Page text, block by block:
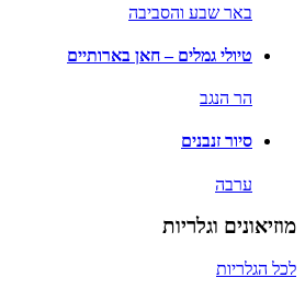
באר שבע והסביבה
טיולי גמלים – חאן בארותיים
הר הנגב
סיור זנבנים
ערבה
מוזיאונים וגלריות
לכל הגלריות